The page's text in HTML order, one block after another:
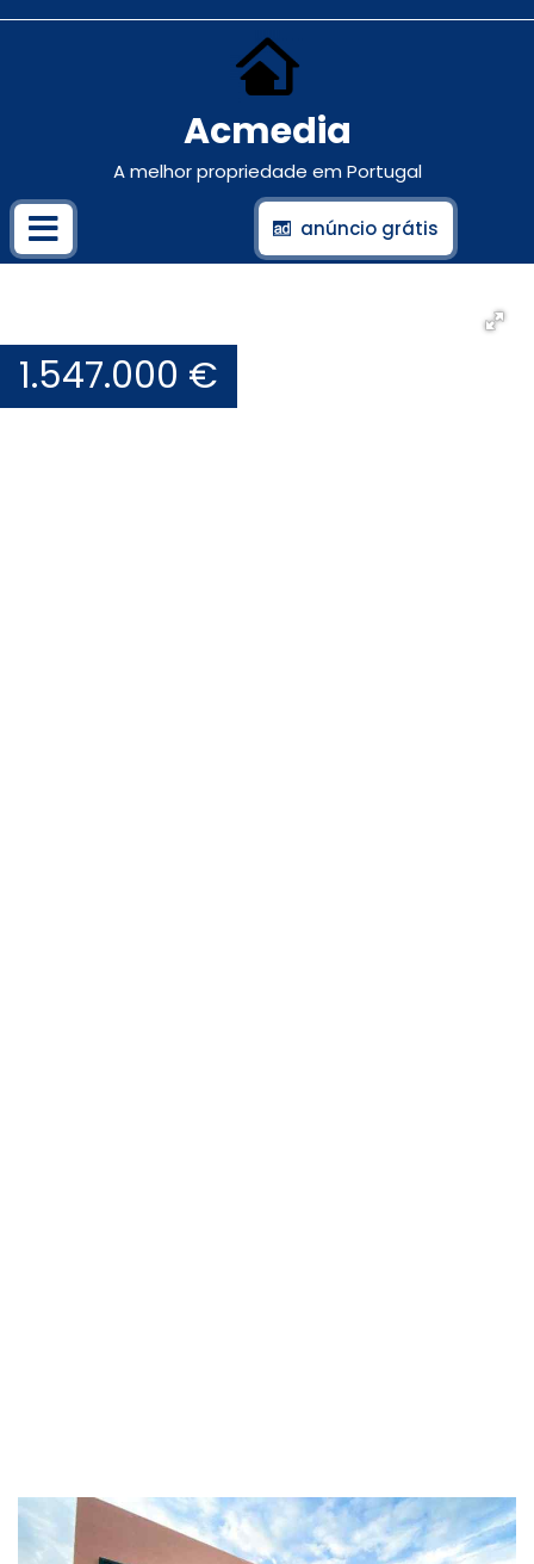
Acmedia
A melhor propriedade em Portugal
anúncio grátis
1.547.000 €